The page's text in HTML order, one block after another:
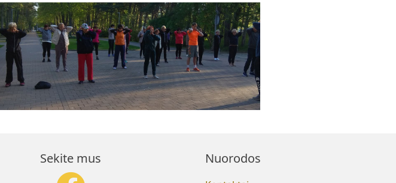
Sekite mus Nuorodos